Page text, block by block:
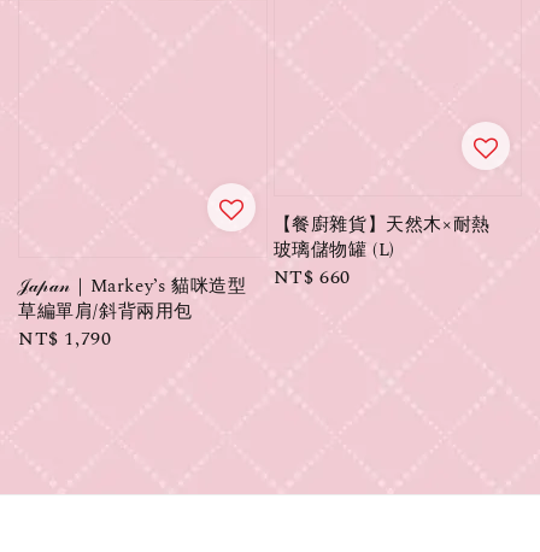
𝒥𝒶𝓅𝒶𝓃｜Markey’s 貓咪造型
草編單肩/斜背兩用包
Regular
NT$ 1,790
【餐廚雜貨】天然木×耐熱
玻璃儲物罐 (L)
Regular
NT$ 660